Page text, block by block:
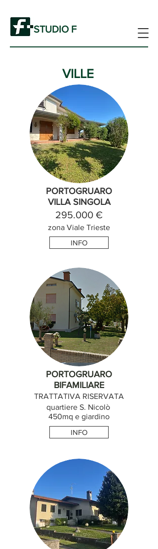
STUDIO F
VILLE
PORTOGRUARO
VILLA SINGOLA
295.000 €
zona Viale Trieste
INFO
PORTOGRUARO
BIFAMILIARE
TRATTATIVA RISERVATA
quartiere S. Nicolò
450mq e giardino
INFO